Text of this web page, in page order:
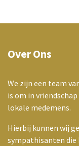
Over Ons
We zijn een team
is om in
lokale medemens.
Hierbij kunnen wij
sympathisanten die